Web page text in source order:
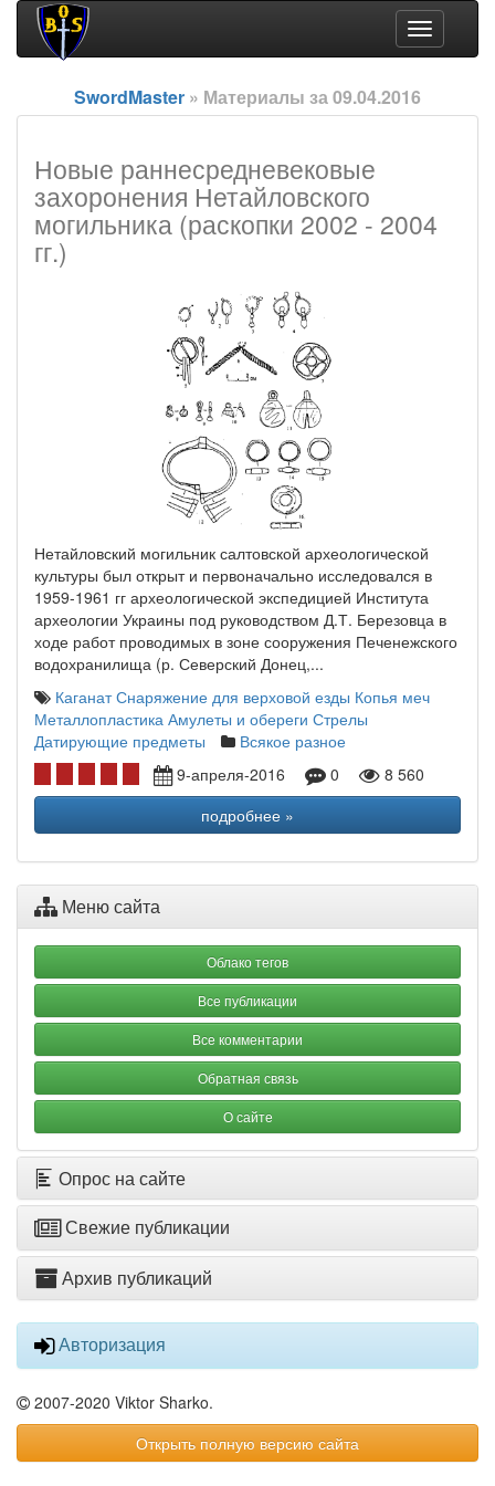
Toggle
navigation
SwordMaster » Материалы за 09.04.2016
Новые раннесредневековые
захоронения Нетайловского
могильника (раскопки 2002 - 2004
гг.)
Нетайловский могильник салтовской археологической
культуры был открыт и первоначально исследовался в
1959-1961 гг археологической экспедицией Института
археологии Украины под руководством Д.Т. Березовца в
ходе работ проводимых в зоне сооружения Печенежского
водохранилища (р. Северский Донец,...
Каганат Снаряжение для верховой езды Копья меч
Металлопластика Амулеты и обереги Стрелы
Датирующие предметы
Всякое разное
9-апреля-2016
0
8 560
подробнее »
Меню сайта
Облако тегов
Все публикации
Все комментарии
Обратная связь
О сайте
Опрос на сайте
Свежие публикации
Архив публикаций
Авторизация
2007-2020 Viktor Sharko.
Открыть полную версию сайта